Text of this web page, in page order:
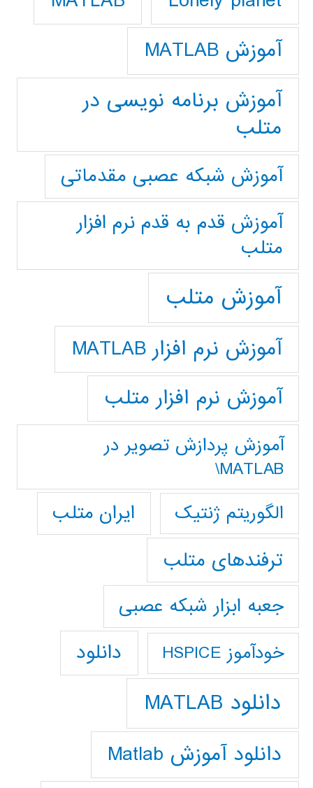
آموزش MATLAB
آموزش برنامه نویسی در
متلب
آموزش شبکه عصبی مقدماتی
آموزش قدم به قدم نرم افزار
متلب
آموزش متلب
آموزش نرم افزار MATLAB
آموزش نرم افزار متلب
آموزش پردازش تصوير در
MATLAB\
الگوریتم ژنتیک
ایران متلب
ترفندهای متلب
جعبه ابزار شبکه عصبی
خودآموز HSPICE دانلود
دانلود MATLAB
دانلود آموزش Matlab